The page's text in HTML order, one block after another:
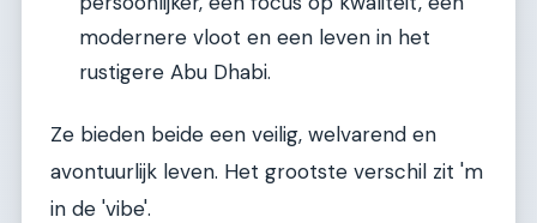
modernere vloot en een leven in het
rustigere Abu Dhabi.
Ze bieden beide een veilig, welvarend en
avontuurlijk leven. Het grootste verschil zit 'm
in de 'vibe'.